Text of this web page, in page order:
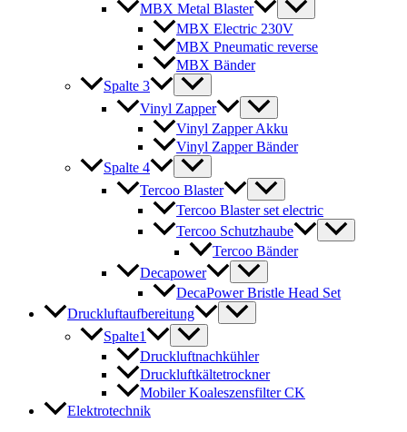
MBX Metal Blaster
MBX Electric 230V
MBX Pneumatic reverse
MBX Bänder
Spalte 3
Vinyl Zapper
Vinyl Zapper Akku
Vinyl Zapper Bänder
Spalte 4
Tercoo Blaster
Tercoo Blaster set electric
Tercoo Schutzhaube
Tercoo Bänder
Decapower
DecaPower Bristle Head Set
Druckluftaufbereitung
Spalte1
Druckluftnachkühler
Druckluftkältetrockner
Mobiler Koaleszensfilter CK
Elektrotechnik